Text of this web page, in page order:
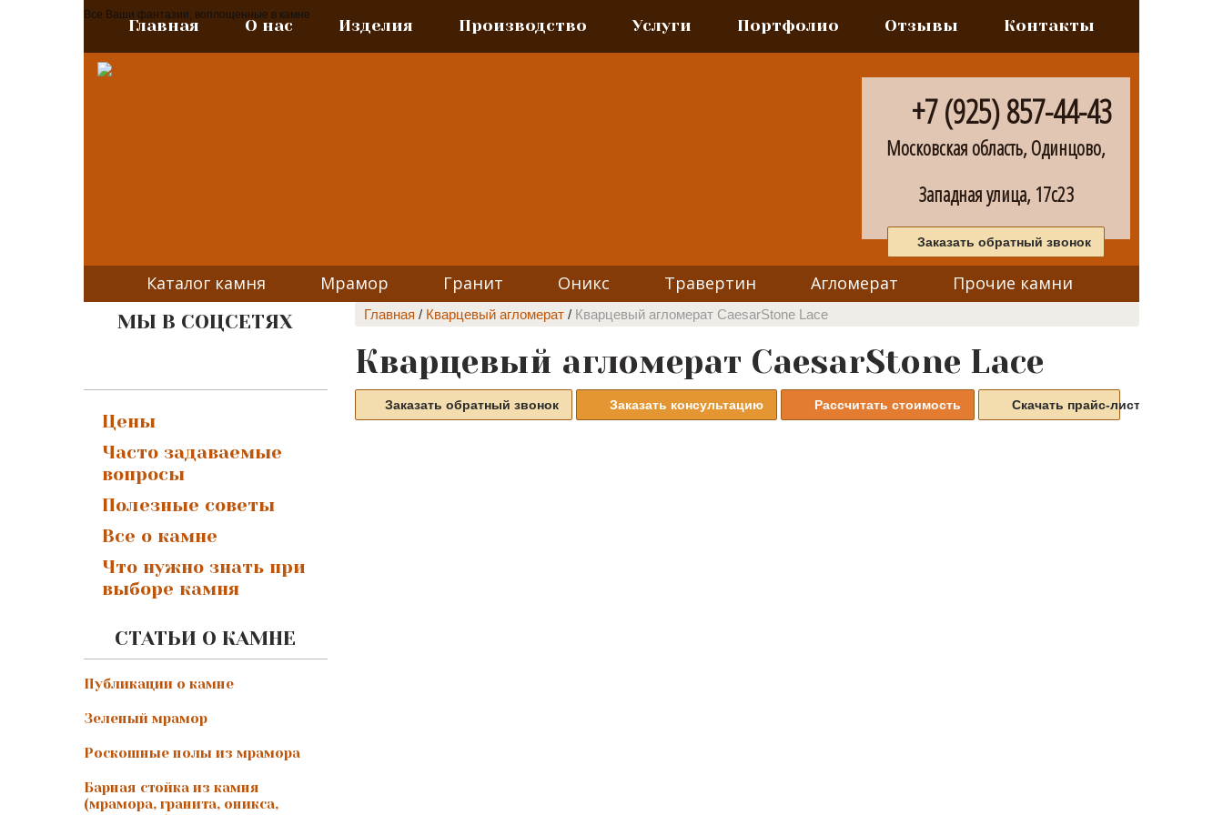
Все Ваши фантазии, воплощенные в камне
Главная О нас Изделия Производство Услуги Портфолио Отзывы Контакты
+7 (925) 857-44-43
Московская область, Одинцово,
Западная улица, 17с23
Заказать обратный звонок
Каталог камня Мрамор Гранит Оникс Травертин Агломерат Прочие камни
МЫ В СОЦСЕТЯХ
Цены
Часто задаваемые
вопросы
Полезные советы
Все о камне
Что нужно знать при
выборе камня
СТАТЬИ О КАМНЕ
Публикации о камне
Зеленый мрамор
Роскошные полы из мрамора
Барная стойка из камня
(мрамора, гранита, оникса,
Главная / Кварцевый агломерат / Кварцевый агломерат CaesarStone Lace
Кварцевый агломерат CaesarStone Lace
Заказать обратный звонок Заказать консультацию Рассчитать стоимость Скачать прайс-листы